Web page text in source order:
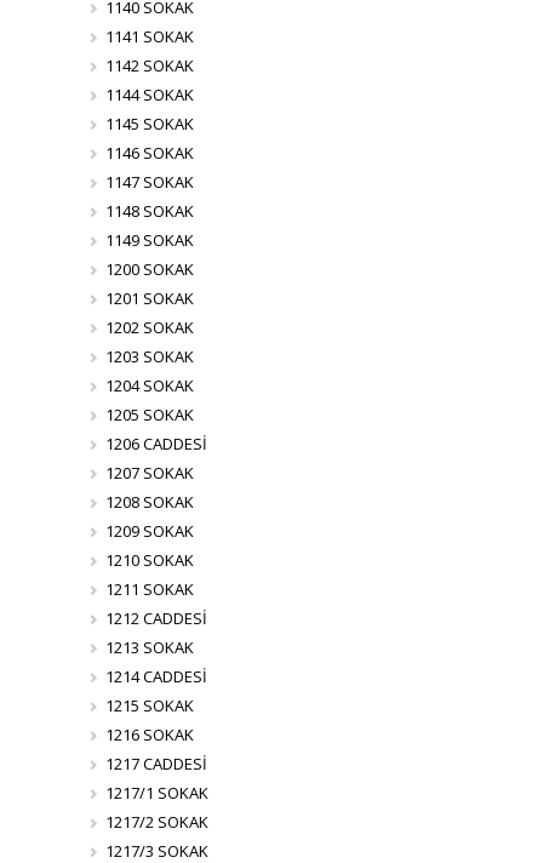
1140 SOKAK
1141 SOKAK
1142 SOKAK
1144 SOKAK
1145 SOKAK
1146 SOKAK
1147 SOKAK
1148 SOKAK
1149 SOKAK
1200 SOKAK
1201 SOKAK
1202 SOKAK
1203 SOKAK
1204 SOKAK
1205 SOKAK
1206 CADDESİ
1207 SOKAK
1208 SOKAK
1209 SOKAK
1210 SOKAK
1211 SOKAK
1212 CADDESİ
1213 SOKAK
1214 CADDESİ
1215 SOKAK
1216 SOKAK
1217 CADDESİ
1217/1 SOKAK
1217/2 SOKAK
1217/3 SOKAK